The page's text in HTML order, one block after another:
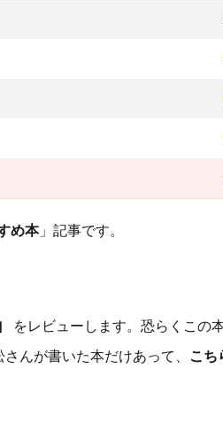
め本」記事です。
をレビューします。恐らくこの
んが書いた本だけあって、
こち